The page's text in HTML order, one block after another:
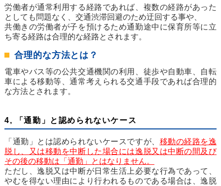
労働者が通常利用する経路であれば、複数の経路があった
としても問題なく、交通渋滞回避のため迂回する事や、
共働きの労働者が子を預けるため通勤途中に保育所等に立
ち寄る経路は合理的な経路とされます。
合理的な方法とは？
電車やバス等の公共交通機関の利用、徒歩や自動車、自転
車による移動等、通常考えられる交通手段であれば合理的
な方法とされます。
4, 「通勤」と認められないケース
「通勤」とは認められないケースですが、 移動の経路を逸
脱し、又は移動を中断した場合には逸脱又は中断の間及び
その後の移動は「通勤」とはなりません。
ただし、逸脱又は中断が日常生活上必要な行為であって、
やむを得ない理由により行われるものである場合は、逸脱